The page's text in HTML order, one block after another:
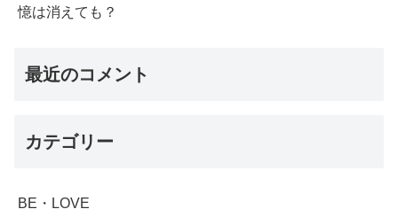
憶は消えても？
最近のコメント
カテゴリー
BE・LOVE